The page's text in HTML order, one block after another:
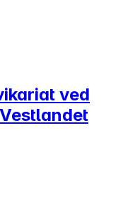
ved